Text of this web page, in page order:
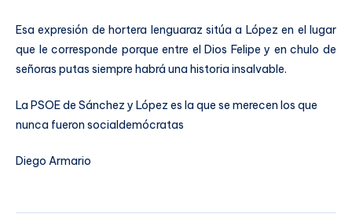
Esa expresión de hortera lenguaraz sitúa a López en el lugar
que le corresponde porque entre el Dios Felipe y en chulo de
señoras putas siempre habrá una historia insalvable.
La PSOE de Sánchez y López es la que se merecen los que
nunca fueron socialdemócratas
Diego Armario